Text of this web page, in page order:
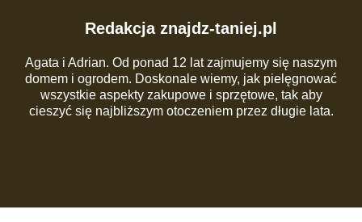
Redakcja znajdz-taniej.pl
Agata i Adrian. Od ponad 12 lat zajmujemy się naszym
domem i ogrodem. Doskonale wiemy, jak pielęgnować
wszystkie aspekty zakupowe i sprzętowe, tak aby
cieszyć się najbliższym otoczeniem przez długie lata.